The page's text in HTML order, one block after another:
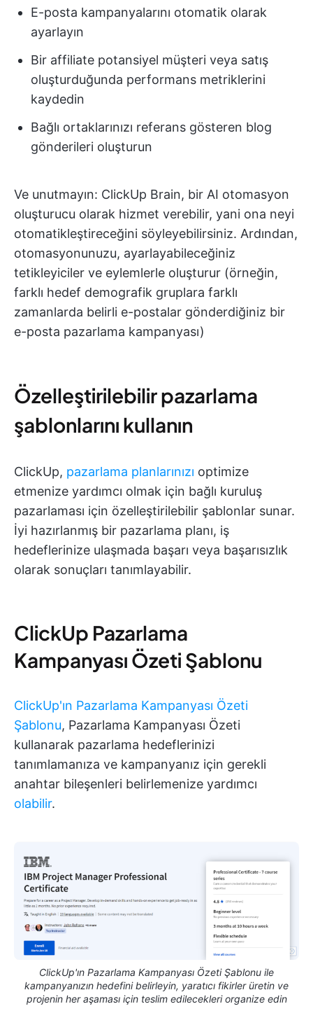
E-posta kampanyalarını otomatik olarak
ayarlayın
Bir affiliate potansiyel müşteri veya satış
oluşturduğunda performans metriklerini
kaydedin
Bağlı ortaklarınızı referans gösteren blog
gönderileri oluşturun
Ve unutmayın: ClickUp Brain, bir AI otomasyon
oluşturucu olarak hizmet verebilir, yani ona neyi
otomatikleştireceğini söyleyebilirsiniz. Ardından,
otomasyonunuzu, ayarlayabileceğiniz
tetikleyiciler ve eylemlerle oluşturur (örneğin,
farklı hedef demografik gruplara farklı
zamanlarda belirli e-postalar gönderdiğiniz bir
e-posta pazarlama kampanyası)
Özelleştirilebilir pazarlama
şablonlarını kullanın
ClickUp, pazarlama planlarınızı optimize
etmenize yardımcı olmak için bağlı kuruluş
pazarlaması için özelleştirilebilir şablonlar sunar.
İyi hazırlanmış bir pazarlama planı, iş
hedeflerinize ulaşmada başarı veya başarısızlık
olarak sonuçları tanımlayabilir.
ClickUp Pazarlama
Kampanyası Özeti Şablonu
ClickUp'ın Pazarlama Kampanyası Özeti
Şablonu, Pazarlama Kampanyası Özeti
kullanarak pazarlama hedeflerinizi
tanımlamanıza ve kampanyanız için gerekli
anahtar bileşenleri belirlemenize yardımcı
olabilir.
ClickUp'ın Pazarlama Kampanyası Özeti Şablonu ile
kampanyanızın hedefini belirleyin, yaratıcı fikirler üretin ve
projenin her aşaması için teslim edilecekleri organize edin